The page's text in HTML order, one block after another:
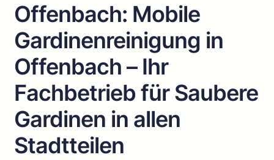
Offenbach: Mobile
Gardinenreinigung in
Offenbach – Ihr
Fachbetrieb für Saubere
Gardinen in allen
Stadtteilen